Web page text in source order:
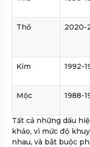
Thổ 2020-
Kim 1992-
Mộc 1988-
Tất cả những dấu
khảo, vì mức độ
nhau, và bắt buộc